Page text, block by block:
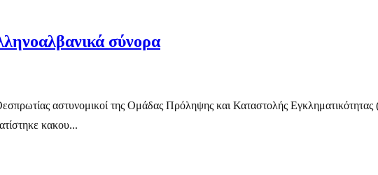
σύνορα
αστυνομικοί της Ομάδας Πρόληψης και Καταστολής
κακου...